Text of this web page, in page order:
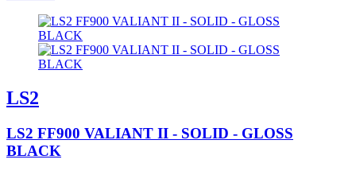
LS2
LS2 FF900 VALIANT II - SOLID - GLOSS
BLACK